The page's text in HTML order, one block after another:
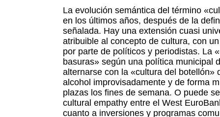
La evolución semántica del término
en los últimos años, después de la
señalada. Hay una extensión cuasi
atribuible al concepto de cultura, con
por parte de políticos y periodistas. La
basuras» según una política municipal
alternarse con la «cultura del botellón»
alcohol improvisadamente y de forma
plazas los fines de semana. O puede
cultural empathy entre el West
cuanto a inversiones y programas